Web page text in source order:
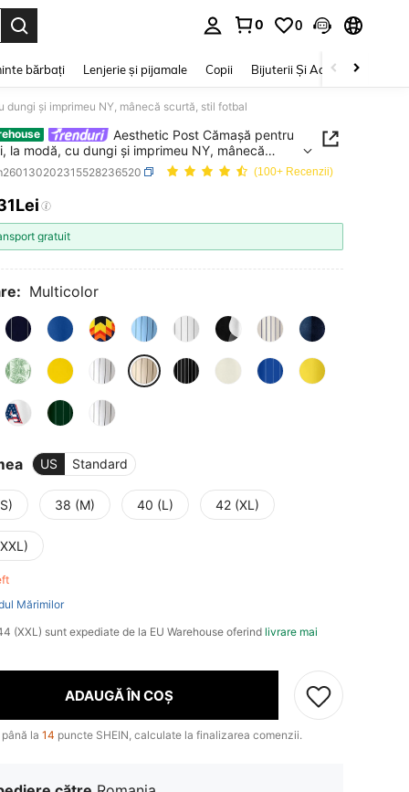
0 0
bărbați Lenjerie și pijamale Copii Bijuterii Și Accesorii
și imprimeu NY, mânecă scurtă, stil fotbal
Aesthetic Post Cămașă pentru
la modă, cu dungi și imprimeu NY, mânecă
stil fotbal
(100+ Recenzii)
AND AVAILABILITY
gratuit
Multicolor
US Standard
38 (M) 40 (L) 42 (XL)
Mărimilor
(XXL) sunt expediate de la EU Warehouse oferind livrare mai
ADAUGĂ ÎN COȘ
la 14 puncte SHEIN, calculate la finalizarea comenzii.